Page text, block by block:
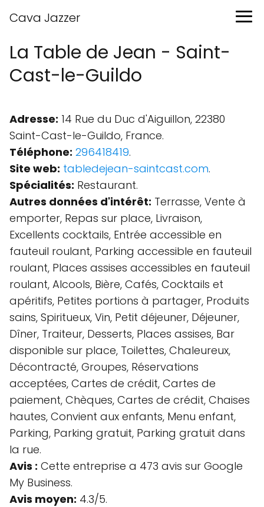
Cava Jazzer
La Table de Jean - Saint-
Cast-le-Guildo
Adresse: 14 Rue du Duc d'Aiguillon, 22380
Saint-Cast-le-Guildo, France.
Téléphone: 296418419.
Site web: tabledejean-saintcast.com.
Spécialités: Restaurant.
Autres données d'intérêt: Terrasse, Vente à
emporter, Repas sur place, Livraison,
Excellents cocktails, Entrée accessible en
fauteuil roulant, Parking accessible en fauteuil
roulant, Places assises accessibles en fauteuil
roulant, Alcools, Bière, Cafés, Cocktails et
apéritifs, Petites portions à partager, Produits
sains, Spiritueux, Vin, Petit déjeuner, Déjeuner,
Dîner, Traiteur, Desserts, Places assises, Bar
disponible sur place, Toilettes, Chaleureux,
Décontracté, Groupes, Réservations
acceptées, Cartes de crédit, Cartes de
paiement, Chèques, Cartes de crédit, Chaises
hautes, Convient aux enfants, Menu enfant,
Parking, Parking gratuit, Parking gratuit dans
la rue.
Avis : Cette entreprise a 473 avis sur Google
My Business.
Avis moyen: 4.3/5.